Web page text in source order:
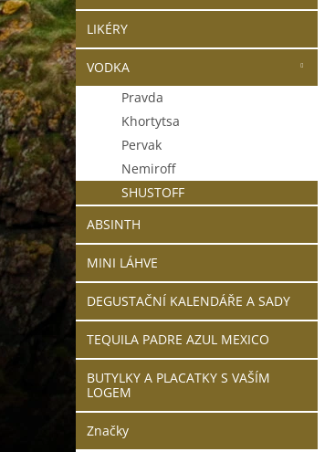
LIKÉRY
VODKA
Pravda
Khortytsa
Pervak
Nemiroff
SHUSTOFF
ABSINTH
MINI LÁHVE
DEGUSTAČNÍ KALENDÁŘE A SADY
TEQUILA PADRE AZUL MEXICO
BUTYLKY A PLACATKY S VAŠÍM
LOGEM
Značky